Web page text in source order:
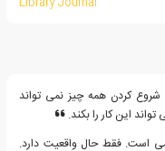
کردن همه چیز نمی تواند
این کار را بکند.
است. فقط حال واقعیت دارد.